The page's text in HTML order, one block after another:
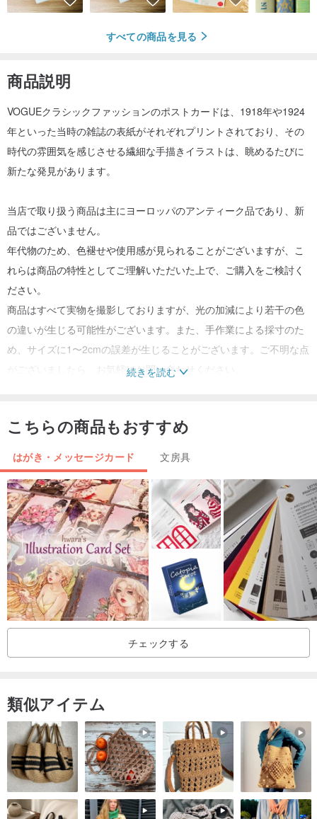
すべての商品を見る
商品説明
VOGUEクラシックファッションのポストカードは、1918年や1924
年といった当時の雑誌の表紙がそれぞれプリントされており、その
時代の雰囲気を感じさせる繊細な手描きイラストは、眺めるたびに
新たな発見があります。
当店で取り扱う商品は主にヨーロッパのアンティーク品であり、新
品ではございません。
年代物のため、色褪せや使用感が見られることがございますが、こ
れらは商品の特性としてご理解いただいた上で、ご購入をご検討く
ださい。
商品はすべて実物を撮影しておりますが、光の加減により若干の色
の違いが生じる可能性がございます。また、手作業による採寸のた
め、サイズに1〜2cmの誤差が生じることがございます。ご不明な点
がございましたら、お気軽にお問い合わせください。
紹介しています。ぜひフォローしてご覧ください。検索ID:
続きを読む
こちらの商品もおすすめ
はがき・メッセージカード 文房具
チェックする
類似アイテム